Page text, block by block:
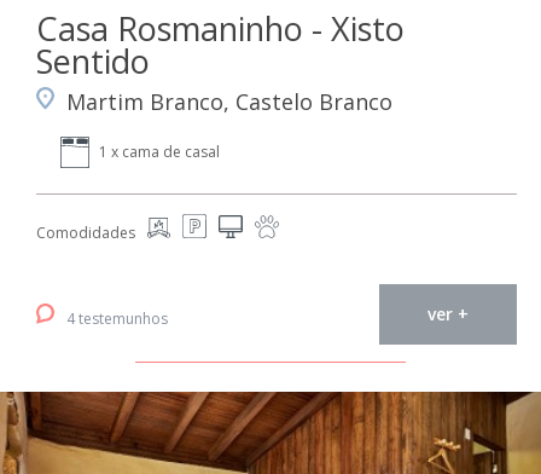
Casa Rosmaninho - Xisto
Sentido
Martim Branco, Castelo Branco
1 x cama de casal
Comodidades
4 testemunhos ver +